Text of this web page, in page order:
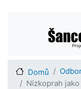
Main
Domů
Nízkoprah